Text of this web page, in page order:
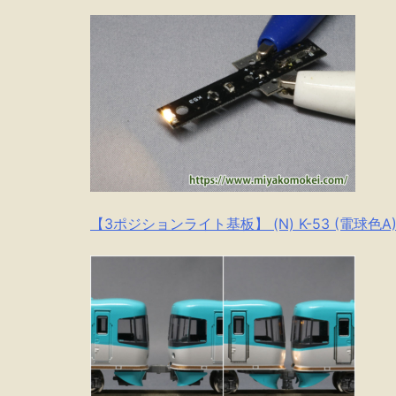
【3ポジションライト基板】 (N) K-53 (電球色A)